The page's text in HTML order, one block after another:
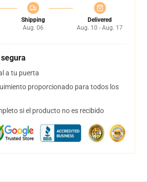
Shipping
Aug. 06
Delivered
Aug. 10 - Aug. 17
a tu puerta
proporcionado para todos los
si el producto no es recibido